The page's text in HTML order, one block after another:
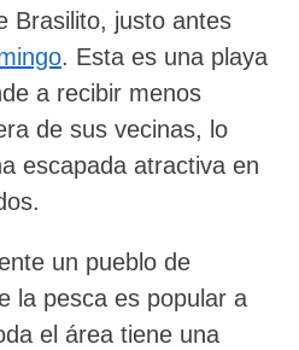
Brasilito, justo antes
. Esta es una playa
a recibir menos
de sus vecinas, lo
escapada atractiva en
un pueblo de
la pesca es popular a
el área tiene una